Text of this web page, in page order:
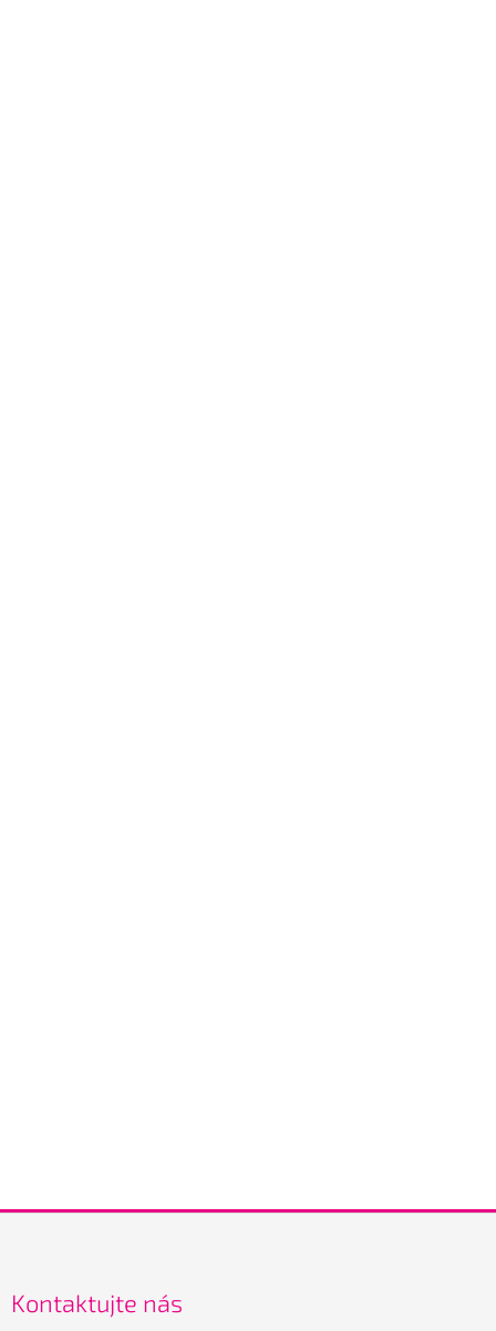
Kontaktujte nás